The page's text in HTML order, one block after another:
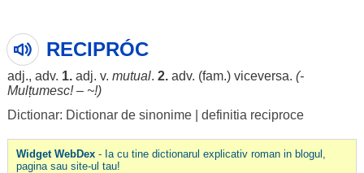
RECIPRÓC
adj., adv. 1.adj. v. mutual. 2.adv. (fam.) viceversa. (-
Mulțumesc! – ~!)
Dictionar: Dictionar de sinonime| definitia reciproce
Widget WebDex- Ia cu tine dictionarul explicativ roman in blogul,
pagina sau site-ul tau!